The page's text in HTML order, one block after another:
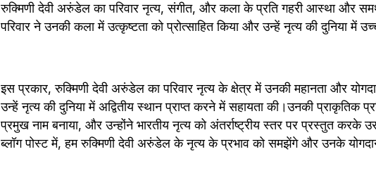
रुक्मिणी देवी अरुंडेल का परिवार नृत्य, संगीत, और कला के प्रति गहरी आस्था और
परिवार ने उनकी कला में उत्कृष्टता को प्रोत्साहित किया और उन्हें नृत्य की दुनिया में
इस प्रकार, रुक्मिणी देवी अरुंडेल का परिवार नृत्य के क्षेत्र में उनकी महानता और
उन्हें नृत्य की दुनिया में अद्वितीय स्थान प्राप्त करने में सहायता की।उनकी प्राकृतिक
प्रमुख नाम बनाया, और उन्होंने भारतीय नृत्य को अंतर्राष्ट्रीय स्तर पर प्रस्तुत करके
ब्लॉग पोस्ट में, हम रुक्मिणी देवी अरुंडेल के नृत्य के प्रभाव को समझेंगे और उनके